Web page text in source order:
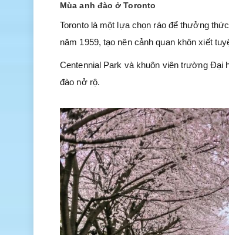
Mùa anh đào ở Toronto
Toronto là một lựa chọn ráo để thưởng
năm 1959, tạo nên cảnh quan khôn xiết
Centennial Park và khuôn viên trường Đại
đào nở rộ.